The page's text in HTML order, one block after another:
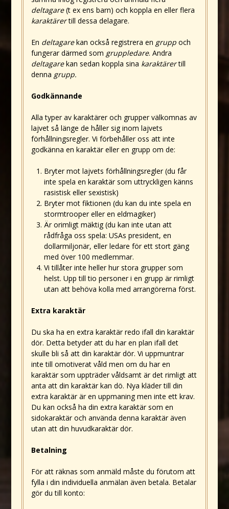
deltagare(t ex ens barn) och koppla en eller flera
karaktärertill dessa delagare.
En deltagarekan också registrera en gruppoch
fungerar därmed som gruppledare. Andra
deltagarekan sedan koppla sina karaktärertill
denna grupp.
Godkännande
Alla typer av karaktärer och grupper välkomnas av
lajvet så länge de håller sig inom lajvets
förhållningsregler. Vi förbehåller oss att inte
godkänna en karaktär eller en grupp om de:
Bryter mot lajvets förhållningsregler (du får
inte spela en karaktär som uttryckligen känns
rasistisk eller sexistisk)
Bryter mot fiktionen (du kan du inte spela en
stormtrooper eller en eldmagiker)
Är orimligt mäktig (du kan inte utan att
rådfråga oss spela: USAs president, en
dollarmiljonär, eller ledare för ett stort gäng
med över 100 medlemmar.
Vi tillåter inte heller hur stora grupper som
helst. Upp till tio personer i en grupp är rimligt
utan att behöva kolla med arrangörerna först.
Extra karaktär
Du ska ha en extra karaktär redo ifall din karaktär
dör. Detta betyder att du har en plan ifall det
skulle bli så att din karaktär dör. Vi uppmuntrar
inte till omotiverat våld men om du har en
karaktär som uppträder våldsamt är det rimligt att
anta att din karaktär kan dö. Nya kläder till din
extra karaktär är en uppmaning men inte ett krav.
Du kan också ha din extra karaktär som en
sidokaraktär och använda denna karaktär även
utan att din huvudkaraktär dör.
Betalning
För att räknas som anmäld måste du förutom att
fylla i din individuella anmälan även betala. Betalar
gör du till konto: